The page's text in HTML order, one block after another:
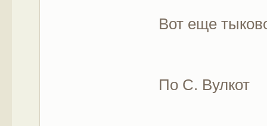
Вот еще
По С. Вулкот